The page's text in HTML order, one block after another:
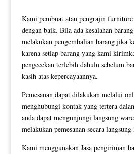
Kami pembuat atau pengrajin furniture
dengan baik. Bila ada kesalahan
melakukan pengembalian barang jika
karena setiap barang yang kami
pengecekan terlebih dahulu sebelum
kasih atas kepercayaannya.
Pemesanan dapat dilakukan melalui
menghubungi kontak yang tertera
anda dapat mengunjungi langsung
melakukan pemesanan secara
Kami menggunakan Jasa pengiriman